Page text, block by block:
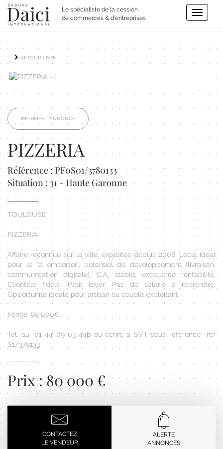
Le spécialiste de la cession
de commerces & d'entreprises
Toggle
RETOUR LISTE
IMPRIMER L'ANNONCE
PIZZERIA
Référence : PF0S01/3780133
Situation : 31 - Haute Garonne
TOULOUSE
PIZZERIA
Affaire reconnue sur la ville, exploitée depuis 2006. Local idéal
pour le "à emporter", potentiel de développement (livraison,
communication digitale). C.A. stable, excellente rentabilité.
Clientèle fidèle. Petit loyer. Pas de salarié à reprendre.
Opportunité idéale pour artisan ou couple exploitant.
Fonds: 80.000€
Tél. au: 01 44 09 03 44þ ou écrire à SVT sous référence -ref
S1/378133
Prix : 80 000 €
CONTACTEZ
LE VENDEUR
ALERTE
ANNONCES